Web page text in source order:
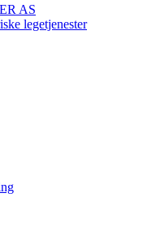
AS
legetjenester